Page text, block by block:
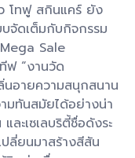
โทฟู สกินแคร์ ยัง
จัดเต็มกับกิจกรรม
Sale
ฟ “งานวัด
นอายความสนุกสนาน
มทันสมัยได้อย่างน่า
ะเซเลบริตี้ชื่อดังระ
ลี่ยนมาสร้างสีสัน